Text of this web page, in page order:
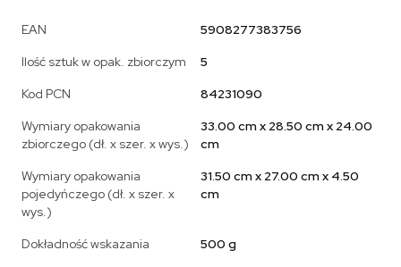
EAN
5908277383756
Ilość sztuk w opak. zbiorczym
5
Kod PCN
84231090
Wymiary opakowania
zbiorczego (dł. x szer. x wys.)
33.00 cm x 28.50 cm x 24.00
cm
Wymiary opakowania
pojedyńczego (dł. x szer. x
wys.)
31.50 cm x 27.00 cm x 4.50
cm
Dokładność wskazania
500 g